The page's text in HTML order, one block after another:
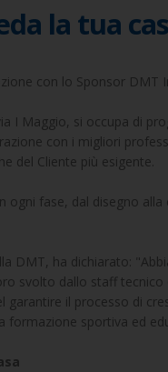
la tua
con lo Sponsor
I Maggio, si occupa di
con i migliori
del Cliente più esigente.
ogni fase, dal disegno
DMT, ha dichiarato:
svolto dallo staff
il processo di
formazione sportiva ed